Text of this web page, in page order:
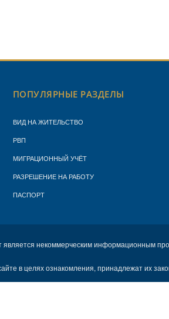
ПОПУЛЯРНЫЕ РАЗДЕЛЫ
ВИД НА ЖИТЕЛЬСТВО
РВП
МИГРАЦИОННЫЙ УЧЁТ
РАЗРЕШЕНИЕ НА РАБОТУ
ПАСПОРТ
является некоммерческим информационным
в целях ознакомления, принадлежат их